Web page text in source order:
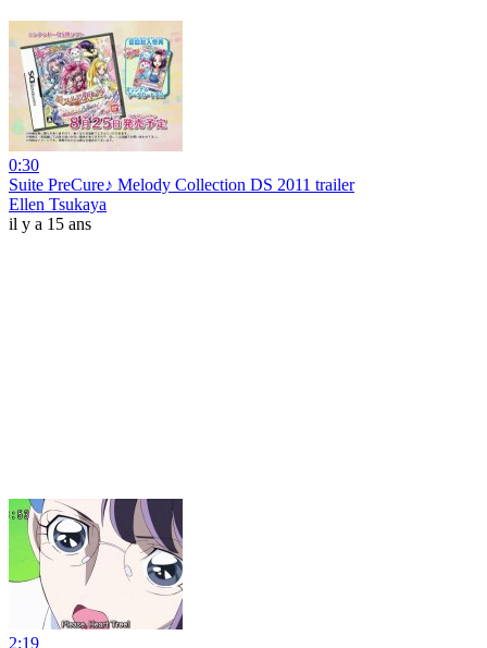
0:30
Suite PreCure♪ Melody Collection DS 2011 trailer
Ellen Tsukaya
il y a 15 ans
2:19